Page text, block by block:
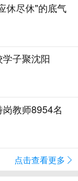
休尽休"的底气
子聚沈阳
教师8954名
点击查看更多